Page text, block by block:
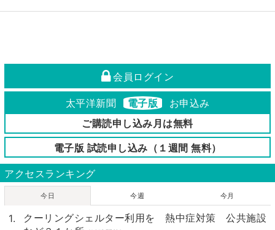
会員ログイン
太平洋新聞 電子版
お申込み
ご購読申し込み月は無料
電子版 試読申し込み（１週間 無料）
アクセスランキング
今日 今週 今月
クーリングシェルター利用を 熱中症対策 公共施設